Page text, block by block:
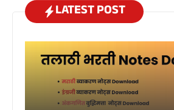
LATEST POST